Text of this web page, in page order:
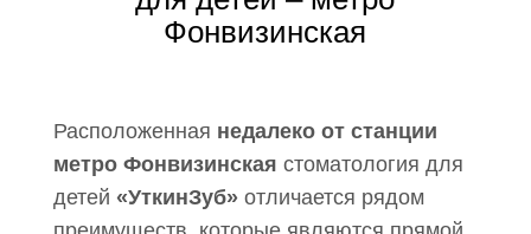
Фонвизинская
Расположенная недалеко от станции
метро Фонвизинская стоматология для
детей «УткинЗуб»отличается рядом